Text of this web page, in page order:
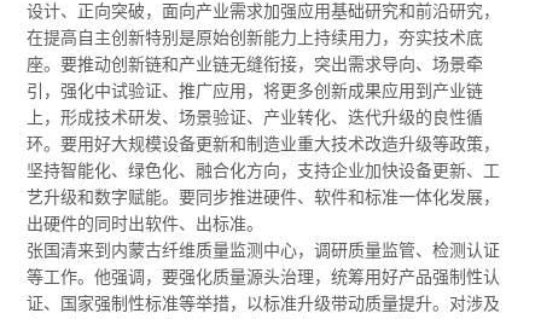
设计、正向突破，面向产业需求加强应用基础研究和前沿研究，
在提高自主创新特别是原始创新能力上持续用力，夯实技术底
座。要推动创新链和产业链无缝衔接，突出需求导向、场景牵
引，强化中试验证、推广应用，将更多创新成果应用到产业链
上，形成技术研发、场景验证、产业转化、迭代升级的良性循
环。要用好大规模设备更新和制造业重大技术改造升级等政策，
坚持智能化、绿色化、融合化方向，支持企业加快设备更新、工
艺升级和数字赋能。要同步推进硬件、软件和标准一体化发展，
出硬件的同时出软件、出标准。
张国清来到内蒙古纤维质量监测中心，调研质量监管、检测认证
等工作。他强调，要强化质量源头治理，统筹用好产品强制性认
证、国家强制性标准等举措，以标准升级带动质量提升。对涉及